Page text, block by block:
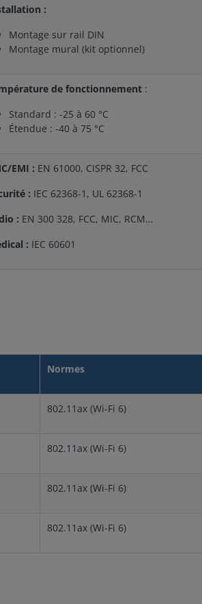
:
Montage sur rail DIN
Montage mural (kit optionnel)
de fonctionnement :
Standard : -25 à 60 °C
Étendue : -40 à 75 °C
EMI : EN 61000, CISPR 32, FCC
: IEC 62368-1, UL 62368-1
: EN 300 328, FCC, MIC, RCM…
: IEC 60601
Normes
802.11ax (Wi-Fi 6)
802.11ax (Wi-Fi 6)
802.11ax (Wi-Fi 6)
802.11ax (Wi-Fi 6)